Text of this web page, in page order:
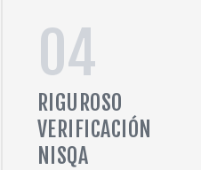
04
RIGUROSO
VERIFICACIÓN
NISQA